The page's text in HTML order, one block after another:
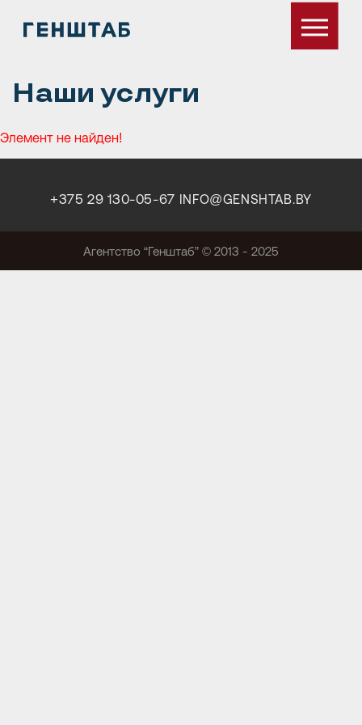
Наши услуги
Элемент не найден!
+375 29 130-05-67 INFO@GENSHTAB.BY
Агентство “Генштаб” © 2013 - 2025